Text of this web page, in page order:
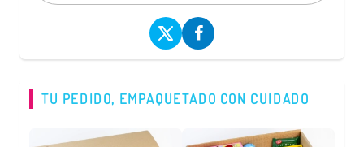
TU PEDIDO, EMPAQUETADO CON CUIDADO